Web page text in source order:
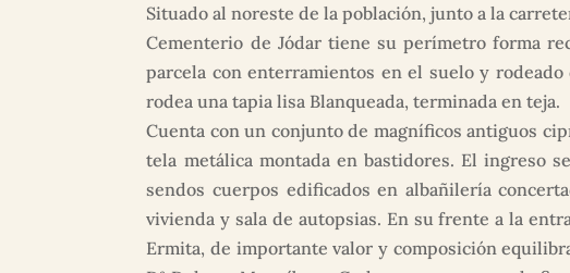
Situado al noreste de la población, junto a la
Cementerio de Jódar tiene su perímetro forma
parcela con enterramientos en el suelo y
rodea una tapia lisa Blanqueada, terminada en teja.
Cuenta con un conjunto de magníficos antiguos
tela metálica montada en bastidores. El ingreso
sendos cuerpos edificados en albañilería
vivienda y sala de autopsias. En su frente a la
Ermita, de importante valor y composición